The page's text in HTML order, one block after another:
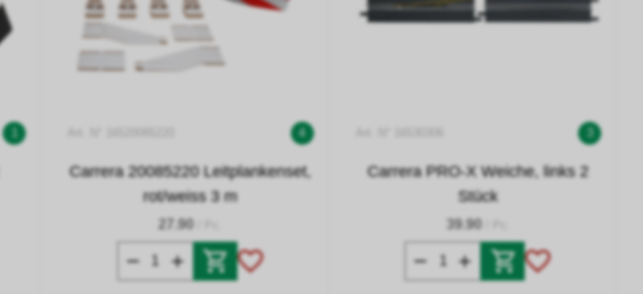
1 4
Carrera 20085220 Leitplankenset,
rot/weiss 3 m
27.90
3
Carrera PRO-X Weiche, links 2
Stück
39.90